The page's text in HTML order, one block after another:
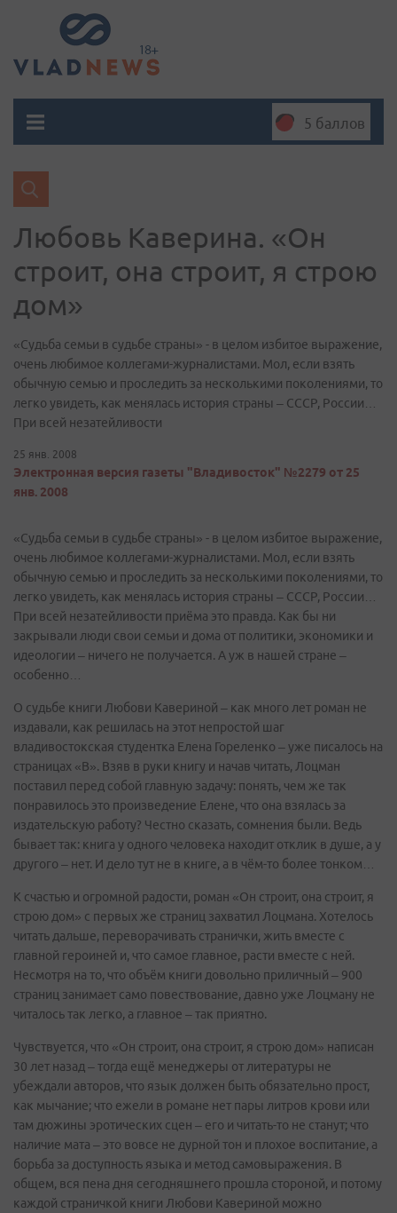
5 баллов
Любовь Каверина. «Он
строит, она строит, я строю
дом»
«Судьба семьи в судьбе страны» - в целом избитое выражение,
очень любимое коллегами-журналистами. Мол, если взять
обычную семью и проследить за несколькими поколениями, то
легко увидеть, как менялась история страны – СССР, России…
При всей незатейливости
25 янв. 2008
Электронная версия газеты "Владивосток" №2279 от 25
янв. 2008
«Судьба семьи в судьбе страны» - в целом избитое выражение,
очень любимое коллегами-журналистами. Мол, если взять
обычную семью и проследить за несколькими поколениями, то
легко увидеть, как менялась история страны – СССР, России…
При всей незатейливости приёма это правда. Как бы ни
закрывали люди свои семьи и дома от политики, экономики и
идеологии – ничего не получается. А уж в нашей стране –
особенно…
О судьбе книги Любови Кавериной – как много лет роман не
издавали, как решилась на этот непростой шаг
владивостокская студентка Елена Гореленко – уже писалось на
страницах «В». Взяв в руки книгу и начав читать, Лоцман
поставил перед собой главную задачу: понять, чем же так
понравилось это произведение Елене, что она взялась за
издательскую работу? Честно сказать, сомнения были. Ведь
бывает так: книга у одного человека находит отклик в душе, а у
другого – нет. И дело тут не в книге, а в чём-то более тонком…
К счастью и огромной радости, роман «Он строит, она строит, я
строю дом» с первых же страниц захватил Лоцмана. Хотелось
читать дальше, переворачивать странички, жить вместе с
главной героиней и, что самое главное, расти вместе с ней.
Несмотря на то, что объём книги довольно приличный – 900
страниц занимает само повествование, давно уже Лоцману не
читалось так легко, а главное – так приятно.
Чувствуется, что «Он строит, она строит, я строю дом» написан
30 лет назад – тогда ещё менеджеры от литературы не
убеждали авторов, что язык должен быть обязательно прост,
как мычание; что ежели в романе нет пары литров крови или
там дюжины эротических сцен – его и читать-то не станут; что
наличие мата – это вовсе не дурной тон и плохое воспитание, а
борьба за доступность языка и метод самовыражения. В
общем, вся пена дня сегодняшнего прошла стороной, и потому
каждой страничкой книги Любови Кавериной можно